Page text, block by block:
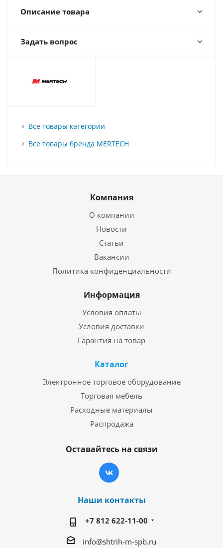
Описание товара
Задать вопрос
Все товары категории
Все товары бренда MERTECH
Компания
О компании
Новости
Статьи
Вакансии
Политика конфиденциальности
Информация
Условия оплаты
Условия доставки
Гарантия на товар
Каталог
Электронное торговое оборудование
Торговая мебель
Расходные материалы
Распродажа
Оставайтесь на связи
Наши контакты
+7 812 622-11-00
info@shtrih-m-spb.ru